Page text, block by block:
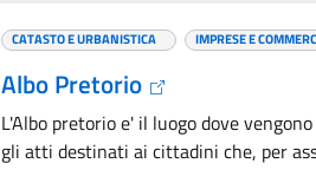
CATASTO E URBANISTICA IMPRESE E
Albo Pretorio
L'Albo pretorio e' il luogo dove
gli atti destinati ai cittadini che, per